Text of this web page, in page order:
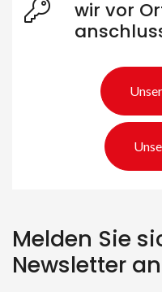
wir vor
Melden Sie
Newsletter
Suche